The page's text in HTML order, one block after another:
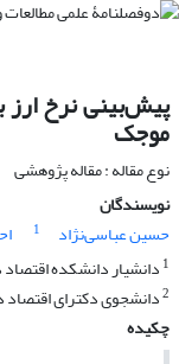
پیش‌بینی نرخ ارز
موجک
نوع مقاله : مقاله پژوهشی
نویسندگان
حسین عباسی‌نژاد
1
1دانشیار دانشکده
2دانشجوی دکترای اقتصاد
چکیده